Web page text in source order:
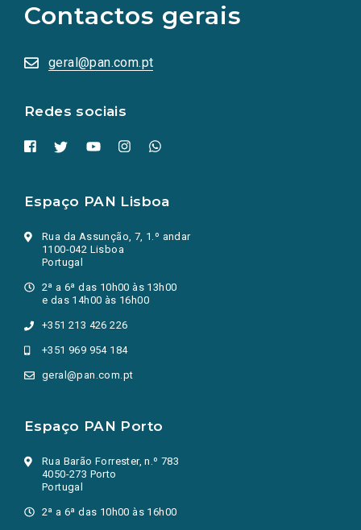
Contactos gerais
geral@pan.com.pt
Redes sociais
redes
sociais
numa
nova
Espaço PAN Lisboa
Rua da Assunção, 7, 1.º andar
1100-042 Lisboa
Portugal
2ª a 6ª das 10h00 às 13h00
e das 14h00 às 16h00
+351 213 426 226
+351 969 954 184
geral@pan.com.pt
Espaço PAN Porto
Rua Barão Forrester, n.º 783
4050-273 Porto
Portugal
2ª a 6ª das 10h00 às 16h00